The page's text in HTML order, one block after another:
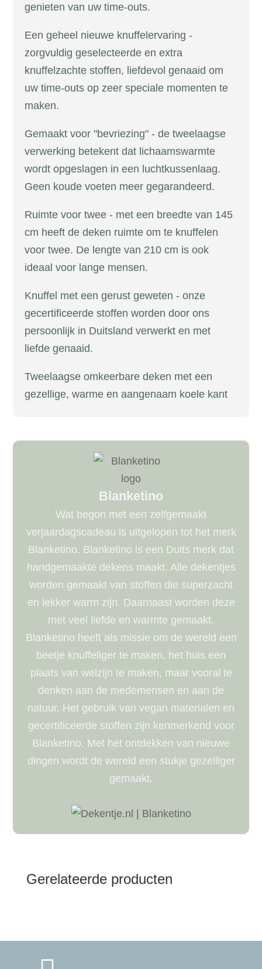
genieten van uw time-outs.
Een geheel nieuwe knuffelervaring -
zorgvuldig geselecteerde en extra
knuffelzachte stoffen, liefdevol genaaid om
uw time-outs op zeer speciale momenten te
maken.
Gemaakt voor "bevriezing" - de tweelaagse
verwerking betekent dat lichaamswarmte
wordt opgeslagen in een luchtkussenlaag.
Geen koude voeten meer gegarandeerd.
Ruimte voor twee - met een breedte van 145
cm heeft de deken ruimte om te knuffelen
voor twee. De lengte van 210 cm is ook
ideaal voor lange mensen.
Knuffel met een gerust geweten - onze
gecertificeerde stoffen worden door ons
persoonlijk in Duitsland verwerkt en met
liefde genaaid.
Tweelaagse omkeerbare deken met een
gezellige, warme en aangenaam koele kant
Blanketino
Wat begon met een zelfgemaakt
verjaardagscadeau is uitgelopen tot het merk
Blanketino. Blanketino is een Duits merk dat
handgemaakte dekens maakt. Alle dekentjes
worden gemaakt van stoffen die superzacht
en lekker warm zijn. Daarnaast worden deze
met veel liefde en warmte gemaakt.
Blanketino heeft als missie om de wereld een
beetje knuffeliger te maken, het huis een
plaats van welzijn te maken, maar vooral te
denken aan de medemensen en aan de
natuur. Het gebruik van vegan materialen en
gecertificeerde stoffen zijn kenmerkend voor
Blanketino. Met het ontdekken van nieuwe
dingen wordt de wereld een stukje gezelliger
gemaakt.
Gerelateerde producten